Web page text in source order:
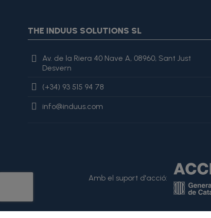
THE INDUUS SOLUTIONS SL
Av. de la Riera 40 Nave A, 08960, Sant Just
Desvern
(+34) 93 515 94 78
info@induus.com
Amb el suport d'acció:
"review": { "@type": "Review", "author": { "@type":
es excelente, lo recomiendo totalmente." }